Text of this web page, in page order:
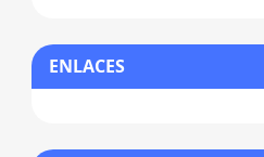
ENLACES